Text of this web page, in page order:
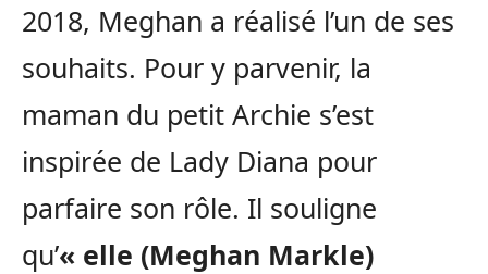
2018, Meghan a réalisé l’un de ses
souhaits. Pour y parvenir, la
maman du petit Archie s’est
inspirée de Lady Diana pour
parfaire son rôle. Il souligne
qu’« elle (Meghan Markle)